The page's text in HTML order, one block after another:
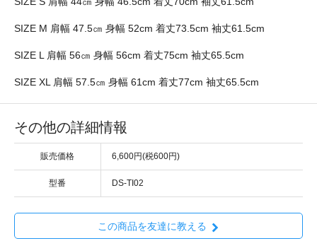
SIZE M 肩幅 47.5㎝ 身幅 52cm 着丈73.5cm 袖丈61.5cm
SIZE L 肩幅 56㎝ 身幅 56cm 着丈75cm 袖丈65.5cm
SIZE XL 肩幅 57.5㎝ 身幅 61cm 着丈77cm 袖丈65.5cm
その他の詳細情報
販売価格 6,600円(税600円)
型番 DS-TI02
この商品を友達に教える